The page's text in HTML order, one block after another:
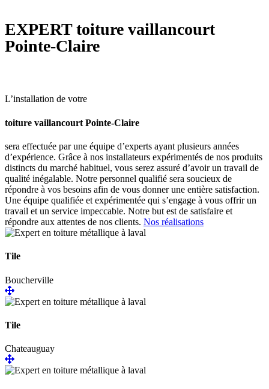
EXPERTtoiture vaillancourt
Pointe-Claire
L’installation de votre
toiture vaillancourt Pointe-Claire
sera effectuée par une équipe d’experts ayant plusieurs années
d’expérience. Grâce à nos installateurs expérimentés de nos produits
distincts du marché habituel, vous serez assuré d’avoir un travail de
qualité inégalable. Notre personnel qualifié sera soucieux de
répondre à vos besoins afin de vous donner une entière satisfaction.
Une équipe qualifiée et expérimentée qui s’engage à vous offrir un
travail et un service impeccable. Notre but est de satisfaire et
répondre aux attentes de nos clients. Nos réalisations
Tile
Boucherville
Tile
Chateauguay